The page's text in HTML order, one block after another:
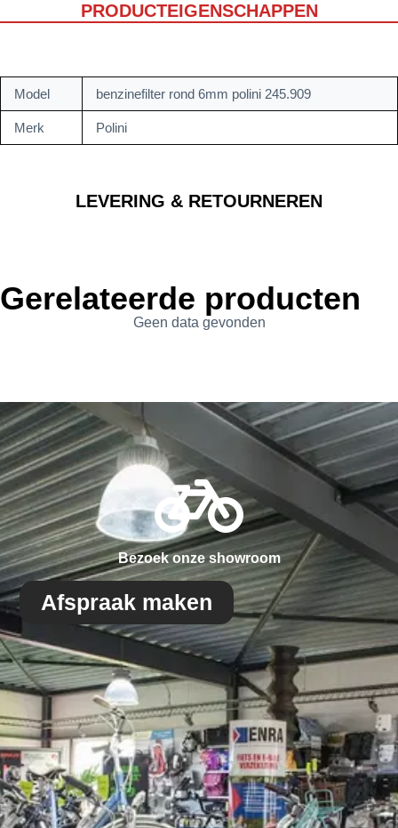
PRODUCTEIGENSCHAPPEN
LEVERING & RETOURNEREN
Model benzinefilter rond 6mm polini 245.909
Merk Polini
Gerelateerde producten
Geen data gevonden
Bezoek onze showroom
Afspraak maken